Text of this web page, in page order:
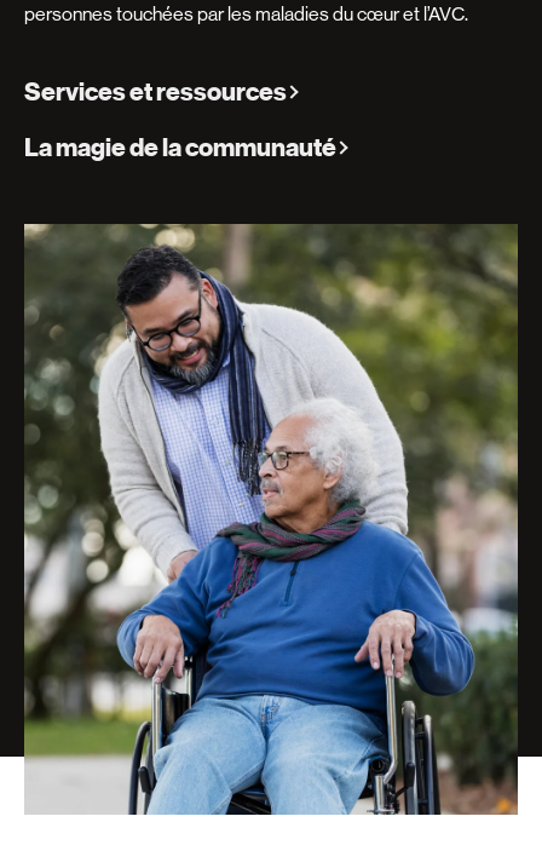
personnes touchées par les maladies du cœur et l’AVC.
Services et ressources
La magie de la communauté